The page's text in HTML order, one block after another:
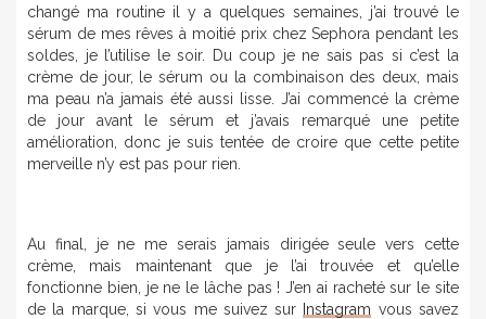
changé ma routine il y a quelques semaines, j’ai trouvé le
sérum de mes rêves à moitié prix chez Sephora pendant les
soldes, je l’utilise le soir. Du coup je ne sais pas si c’est la
crème de jour, le sérum ou la combinaison des deux, mais
ma peau n’a jamais été aussi lisse. J’ai commencé la crème
de jour avant le sérum et j’avais remarqué une petite
amélioration, donc je suis tentée de croire que cette petite
merveille n’y est pas pour rien.
Au final, je ne me serais jamais dirigée seule vers cette
crème, mais maintenant que je l’ai trouvée et qu’elle
fonctionne bien, je ne le lâche pas ! J’en ai racheté sur le site
de la marque, si vous me suivez sur Instagram vous savez